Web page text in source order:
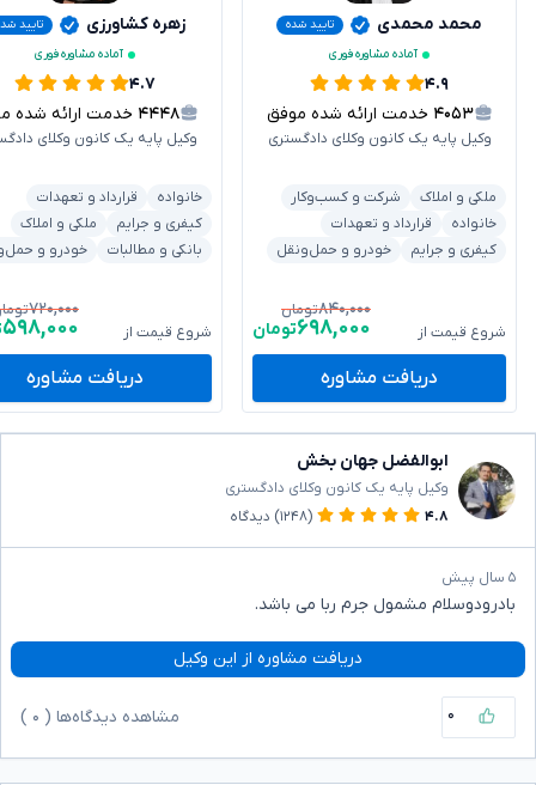
محمد محمدی
تایید شده
آماده مشاوره فوری
۴.۹
۴۰۵۳ خدمت ارائه شده موفق
وکیل پایه یک کانون وکلای دادگستری
ملکی و املاک
شرکت و کسب‌وکار
خانواده
قرارداد و تعهدات
کیفری و جرایم
خودرو و حمل‌ونقل
شروع قیمت از
۸۴۰,۰۰۰تومان
۶۹۸,۰۰۰تومان
دریافت مشاوره
زهره کشاورزی
تایید
آماده مشاوره فوری
۴.۷
۴۴۴۸ خدمت ارائه شده موفق
وکیل پایه یک کانون وکلای
خانواده
قرارداد و تعهدات
کیفری و جرایم
ملکی و املاک
بانکی و مطالبات
خودرو و
شروع قیمت از
۷۲۰,۰۰۰
۵۹۸,۰۰۰
دریافت مشاوره
ابوالفضل جهان بخش
وکیل پایه یک کانون وکلای دادگستری
۴.۸
(۱۲۴۸) دیدگاه
۵ سال پیش
بادرودوسلام مشمول جرم ربا می باشد.
دریافت مشاوره از این وکیل
۰ مشاهده دیدگاه‌ها ( ۰